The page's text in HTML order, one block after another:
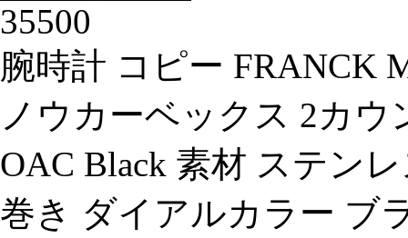
35500
腕時計 コピー FRANCK
ノウカーベックス 2カウ
OAC Black 素材 ステン
巻き ダイアルカラー ブ